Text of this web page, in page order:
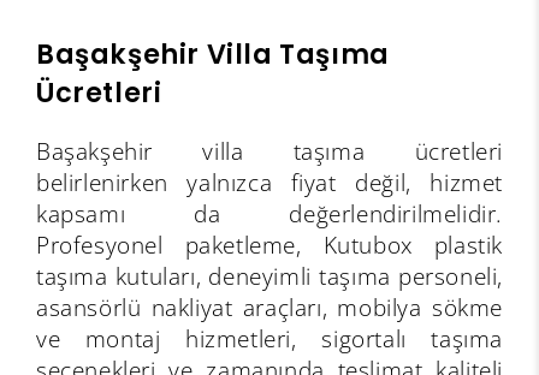
Başakşehir Villa Taşıma
Ücretleri
Başakşehir villa taşıma ücretleri
belirlenirken yalnızca fiyat değil, hizmet
kapsamı da değerlendirilmelidir.
Profesyonel paketleme, Kutubox plastik
taşıma kutuları, deneyimli taşıma personeli,
asansörlü nakliyat araçları, mobilya sökme
ve montaj hizmetleri, sigortalı taşıma